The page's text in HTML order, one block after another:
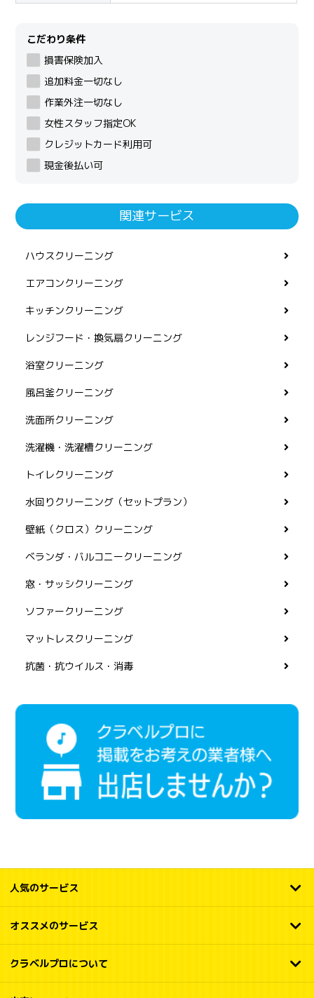
こだわり条件
損害保険加入
追加料金一切なし
作業外注一切なし
女性スタッフ指定OK
クレジットカード利用可
現金後払い可
関連サービス
ハウスクリーニング
エアコンクリーニング
キッチンクリーニング
レンジフード・換気扇クリーニング
浴室クリーニング
風呂釜クリーニング
洗面所クリーニング
洗濯機・洗濯槽クリーニング
トイレクリーニング
水回りクリーニング（セットプラン）
壁紙（クロス）クリーニング
ベランダ・バルコニークリーニング
窓・サッシクリーニング
ソファークリーニング
マットレスクリーニング
抗菌・抗ウイルス・消毒
人気のサービス
オススメのサービス
クラベルプロについて